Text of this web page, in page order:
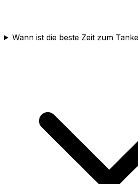
Wann ist die beste Zeit zum